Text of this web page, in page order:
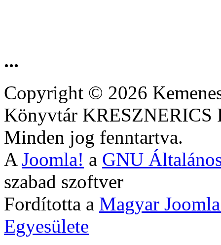
...
Copyright © 2026
Könyvtár
Minden jog fenntartva.
A Joomla! a GNU
szabad szoftver
Fordította a Magyar
Egyesülete